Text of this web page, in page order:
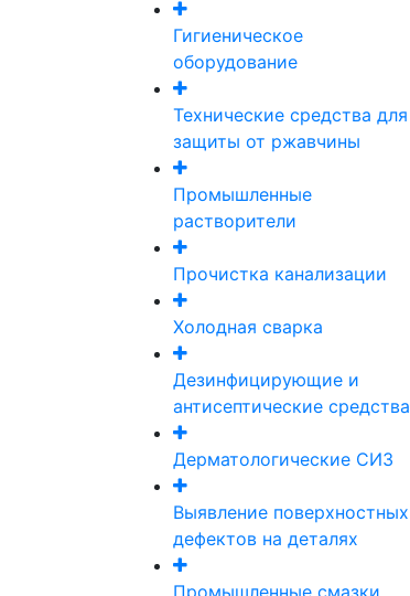
Гигиеническое
оборудование
Технические средства для
защиты от ржавчины
Промышленные
растворители
Прочистка канализации
Холодная сварка
Дезинфицирующие и
антисептические средства
Дерматологические СИЗ
Выявление поверхностных
дефектов на деталях
Промышленные смазки